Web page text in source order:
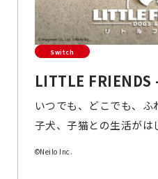
Switch
LITTLE FRIENDS
いつでも、どこでも、ふ
子犬、子猫との生活がは
©Neilo Inc.